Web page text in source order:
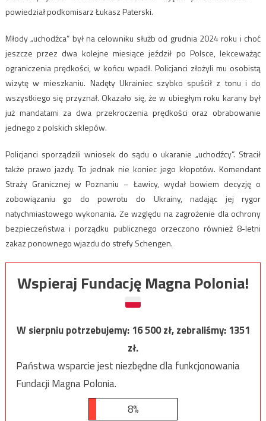
powiedział podkomisarz Łukasz Paterski.
Młody „uchodźca” był na celowniku służb od grudnia 2024 roku i choć
jeszcze przez dwa kolejne miesiące jeździł po Polsce, lekceważąc
ograniczenia prędkości, w końcu wpadł. Policjanci złożyli mu osobistą
wizytę w mieszkaniu. Nadęty Ukrainiec szybko spuścił z tonu i do
wszystkiego się przyznał. Okazało się, że w ubiegłym roku karany był
już mandatami za dwa przekroczenia prędkości oraz obrabowanie
jednego z polskich sklepów.
Policjanci sporządzili wniosek do sądu o ukaranie „uchodźcy”. Stracił
także prawo jazdy. To jednak nie koniec jego kłopotów. Komendant
Straży Granicznej w Poznaniu – Ławicy, wydał bowiem decyzję o
zobowiązaniu go do powrotu do Ukrainy, nadając jej rygor
natychmiastowego wykonania. Ze względu na zagrożenie dla ochrony
bezpieczeństwa i porządku publicznego orzeczono również 8-letni
zakaz ponownego wjazdu do strefy Schengen.
Wspieraj Fundację Magna Polonia!
W sierpniu potrzebujemy:16 500zł, zebraliśmy:1351
zł.
Państwa wsparcie jest niezbędne dla funkcjonowania
Fundacji Magna Polonia.
8%